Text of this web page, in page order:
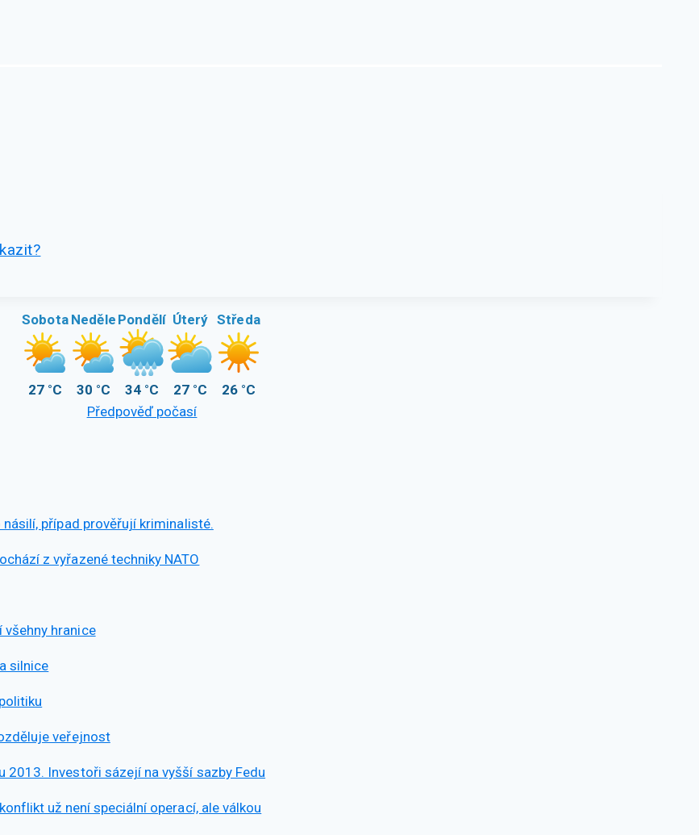
Sobota
27 °C
Neděle
30 °C
Pondělí
34 °C
Úterý
27 °C
Středa
26 °C
Předpověď počasí
případ prověřují kriminalisté.
z vyřazené techniky NATO
všehny hranice
silnice
veřejnost
Investoři sázejí na vyšší sazby Fedu
už není speciální operací, ale válkou